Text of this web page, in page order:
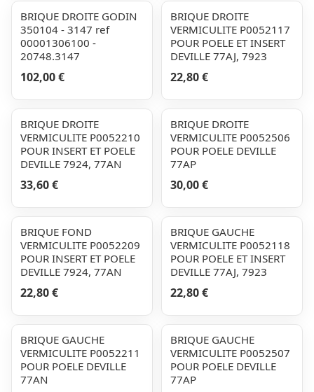
BRIQUE DROITE GODIN
350104 - 3147 ref
00001306100 -
20748.3147
102,00 €
BRIQUE DROITE
VERMICULITE P0052117
POUR POELE ET INSERT
DEVILLE 77AJ, 7923
22,80 €
BRIQUE DROITE
VERMICULITE P0052210
POUR INSERT ET POELE
DEVILLE 7924, 77AN
33,60 €
BRIQUE DROITE
VERMICULITE P0052506
POUR POELE DEVILLE
77AP
30,00 €
BRIQUE FOND
VERMICULITE P0052209
POUR INSERT ET POELE
DEVILLE 7924, 77AN
22,80 €
BRIQUE GAUCHE
VERMICULITE P0052118
POUR POELE ET INSERT
DEVILLE 77AJ, 7923
22,80 €
BRIQUE GAUCHE
VERMICULITE P0052211
POUR POELE DEVILLE
77AN
BRIQUE GAUCHE
VERMICULITE P0052507
POUR POELE DEVILLE
77AP